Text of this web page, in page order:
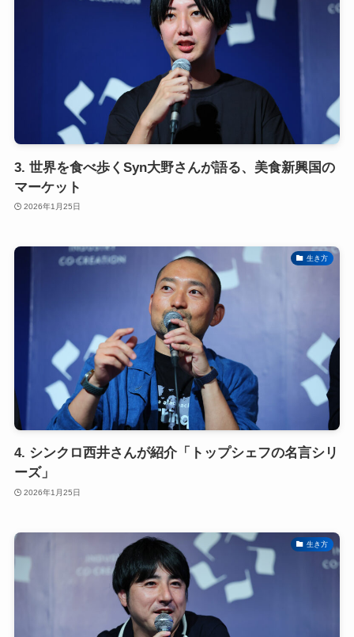
3. 世界を食べ歩くSyn大野さんが語る、美食新興国の
マーケット
2026年1月25日
生き方
4. シンクロ西井さんが紹介「トップシェフの名言シリ
ーズ」
2026年1月25日
生き方